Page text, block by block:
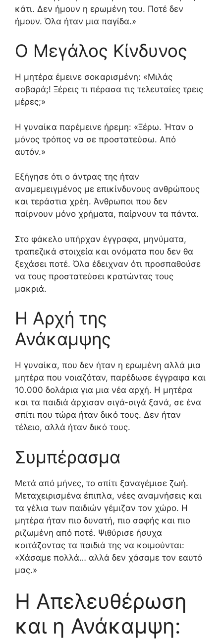
κάτι. Δεν ήμουν η ερωμένη του. Ποτέ δεν
ήμουν. Όλα ήταν μια παγίδα.»
Ο Μεγάλος Κίνδυνος
Η μητέρα έμεινε σοκαρισμένη: «Μιλάς
σοβαρά;! Ξέρεις τι πέρασα τις τελευταίες τρεις
μέρες;»
Η γυναίκα παρέμεινε ήρεμη: «Ξέρω. Ήταν ο
μόνος τρόπος να σε προστατεύσω. Από
αυτόν.»
Εξήγησε ότι ο άντρας της ήταν
αναμεμειγμένος με επικίνδυνους ανθρώπους
και τεράστια χρέη. Άνθρωποι που δεν
παίρνουν μόνο χρήματα, παίρνουν τα πάντα.
Στο φάκελο υπήρχαν έγγραφα, μηνύματα,
τραπεζικά στοιχεία και ονόματα που δεν θα
ξεχάσει ποτέ. Όλα έδειχναν ότι προσπαθούσε
να τους προστατεύσει κρατώντας τους
μακριά.
Η Αρχή της
Ανάκαμψης
Η γυναίκα, που δεν ήταν η ερωμένη αλλά μια
μητέρα που νοιαζόταν, παρέδωσε έγγραφα και
10.000 δολάρια για μια νέα αρχή. Η μητέρα
και τα παιδιά άρχισαν σιγά-σιγά ξανά, σε ένα
σπίτι που τώρα ήταν δικό τους. Δεν ήταν
τέλειο, αλλά ήταν δικό τους.
Συμπέρασμα
Μετά από μήνες, το σπίτι ξαναγέμισε ζωή.
Μεταχειρισμένα έπιπλα, νέες αναμνήσεις και
τα γέλια των παιδιών γέμιζαν τον χώρο. Η
μητέρα ήταν πιο δυνατή, πιο σαφής και πιο
ριζωμένη από ποτέ. Ψιθύρισε ήσυχα
κοιτάζοντας τα παιδιά της να κοιμούνται:
«Χάσαμε πολλά… αλλά δεν χάσαμε τον εαυτό
μας.»
Η Απελευθέρωση
και η Ανάκαμψη: